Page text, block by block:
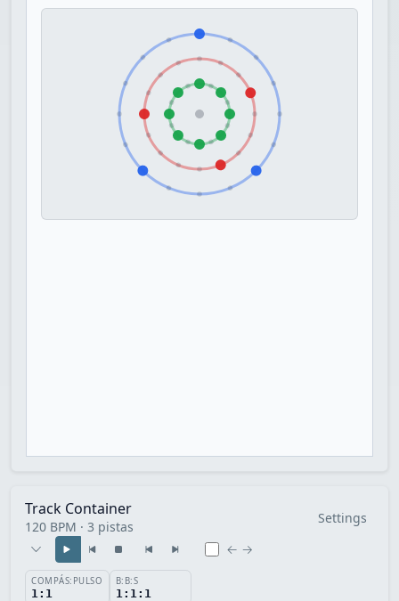
Track Container
120 BPM · 3 pistas
Settings
← →
COMPÁS:PULSO
1:1
B:B:S
1:1:1